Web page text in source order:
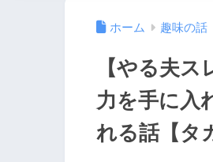
ホーム 趣味の話
【やる夫
力を手に入
れる話【タ